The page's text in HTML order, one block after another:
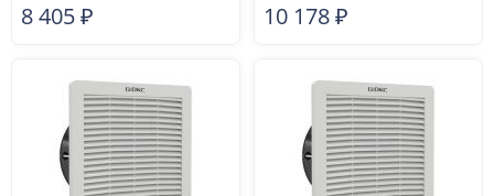
8 405₽ 10 178₽